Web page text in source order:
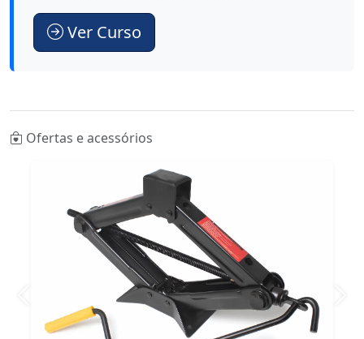
Ver Curso
Ofertas e acessórios